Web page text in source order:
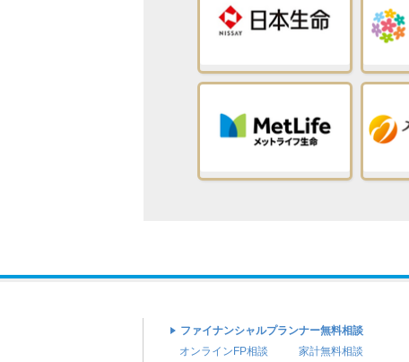
ファイナンシャルプランナー無料相談
オンラインFP相談
家計無料相談